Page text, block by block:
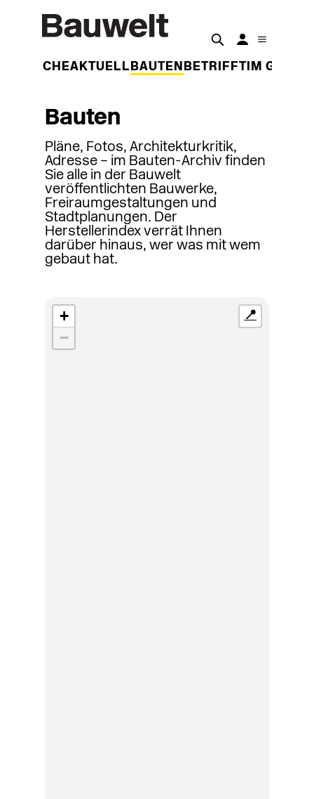
WOCHEAKTUELL BAUTEN BETRIFFT IM
Bauten
Pläne, Fotos, Architekturkritik,
Adresse – im Bauten-Archiv finden
Sie alle in der Bauwelt
veröffentlichten Bauwerke,
Freiraumgestaltungen und
Stadtplanungen. Der
Herstellerindex verrät Ihnen
darüber hinaus, wer was mit wem
gebaut hat.
+
−
📍